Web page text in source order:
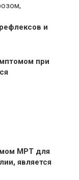
и
при
МРТ для
является